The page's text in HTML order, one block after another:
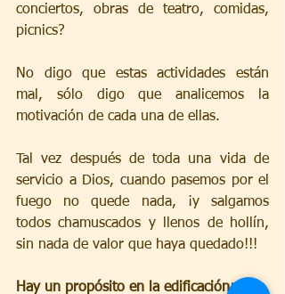
conciertos, obras de teatro, comidas,
picnics?
No digo que estas actividades están
mal, sólo digo que analicemos la
motivación de cada una de ellas.
Tal vez después de toda una vida de
servicio a Dios, cuando pasemos por el
fuego no quede nada, ¡y salgamos
todos chamuscados y llenos de hollín,
sin nada de valor que haya quedado!!!
Hay un propósito en la edificación: